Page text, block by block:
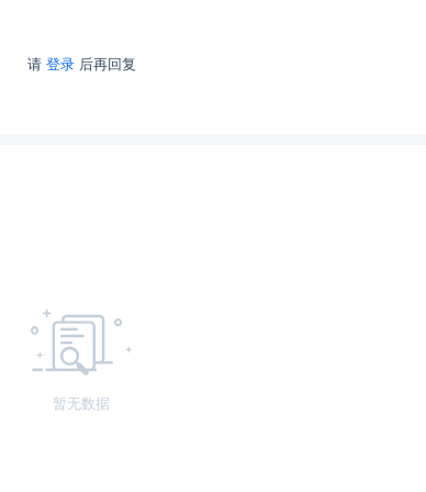
请 登录后再回复
暂无数据